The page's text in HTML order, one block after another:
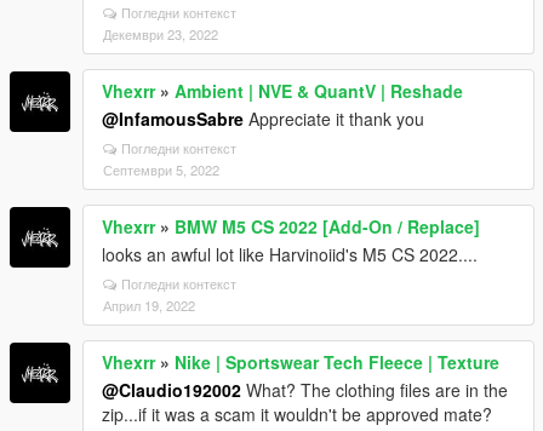
Погледни контекст
Декември 23, 2022
Vhexrr» Ambient | NVE & QuantV | Reshade
@InfamousSabre Appreciate it thank you
Погледни контекст
Септември 5, 2022
Vhexrr» BMW M5 CS 2022 [Add-On / Replace]
looks an awful lot like Harvinoiid's M5 CS 2022....
Погледни контекст
Април 19, 2022
Vhexrr» Nike | Sportswear Tech Fleece | Texture
@Claudio192002 What? The clothing files are in the
zip...if it was a scam it wouldn't be approved mate?